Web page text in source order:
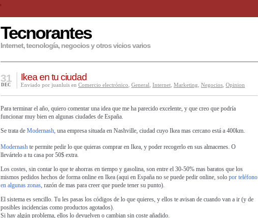
Tecnorantes
Internet, tecnología, negocios y otros vicios varios
Ikea en tu ciudad
31
DEC Enviado por juanluis en Comercio electrónico General Internet Marketing Negocios Opinion
Para terminar el año, quiero comentar una idea que me ha parecido excelente, y que creo que podría
funcionar muy bien en algunas ciudades de España.
Se trata de Modernash, una empresa situada en Nashville, ciudad cuyo Ikea mas cercano está a 400km.
Modernash te permite pedir lo que quieras comprar en Ikea, y poder recogerlo en sus almacenes. O
llevártelo a tu casa por 50$ extra.
Los costes, sin contar lo que te ahorras en tiempo y gasolina, son entre el 30-50% mas baratos que los
mismos pedidos hechos de forma online en Ikea (aqui en España no se puede pedir online, solo por teléfono
en algunas zonas, razón de mas para creer que puede tener su punto).
El sistema es sencillo. Tu les pasas los códigos de lo que quieres, y ellos te avisan de cuando van a ir (y de
posibles incidencias como productos agotados).
Si hay algún problema, ellos lo devuelven o cambian sin coste añadido.